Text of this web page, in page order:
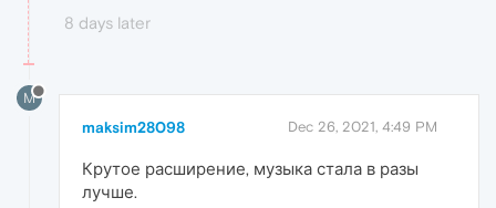
8 days later
M
maksim28098 Dec 26, 2021, 4:49 PM
Крутое расширение, музыка стала в разы
лучше.